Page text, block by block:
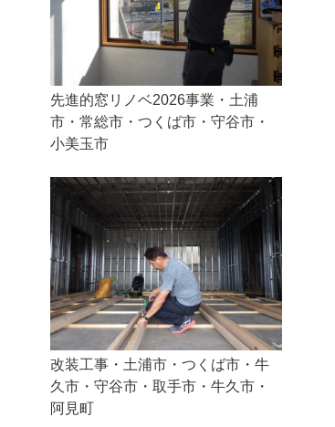
先進的窓リノベ2026事業・土浦
市・常総市・つくば市・守谷市・
小美玉市
改装工事・土浦市・つくば市・牛
久市・守谷市・取手市・牛久市・
阿見町